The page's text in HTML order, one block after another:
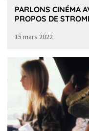
PARLONS CINÉMA
PROPOS DE
15 mars 2022